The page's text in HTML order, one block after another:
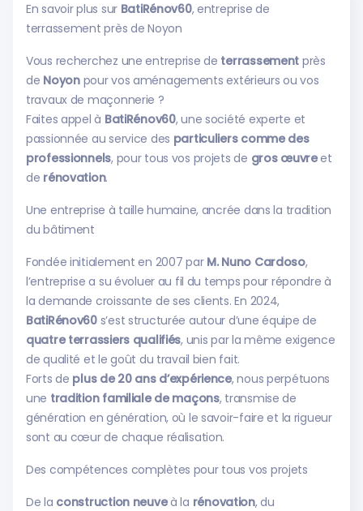
En savoir plus sur BatiRénov60, entreprise de
terrassement près de Noyon
Vous recherchez une entreprise de terrassement près
de Noyonpour vos aménagements extérieurs ou vos
travaux de maçonnerie ?
Faites appel à BatiRénov60, une société experte et
passionnée au service des particuliers comme des
professionnels, pour tous vos projets de gros œuvreet
de rénovation.
Une entreprise à taille humaine, ancrée dans la tradition
du bâtiment
Fondée initialement en 2007 par M. Nuno Cardoso,
l’entreprise a su évoluer au fil du temps pour répondre à
la demande croissante de ses clients. En 2024,
BatiRénov60s’est structurée autour d’une équipe de
quatre terrassiers qualifiés, unis par la même exigence
de qualité et le goût du travail bien fait.
Forts de plus de 20 ans d’expérience, nous perpétuons
une tradition familiale de maçons, transmise de
génération en génération, où le savoir-faire et la rigueur
sont au cœur de chaque réalisation.
Des compétences complètes pour tous vos projets
De la construction neuveà la rénovation, du